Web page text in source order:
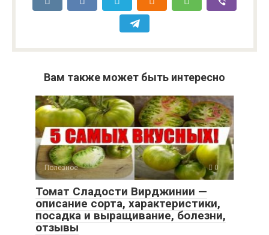
Вам также может быть интересно
Полезное 0
Томат Сладости Вирджинии —
описание сорта, характеристики,
посадка и выращивание, болезни,
отзывы